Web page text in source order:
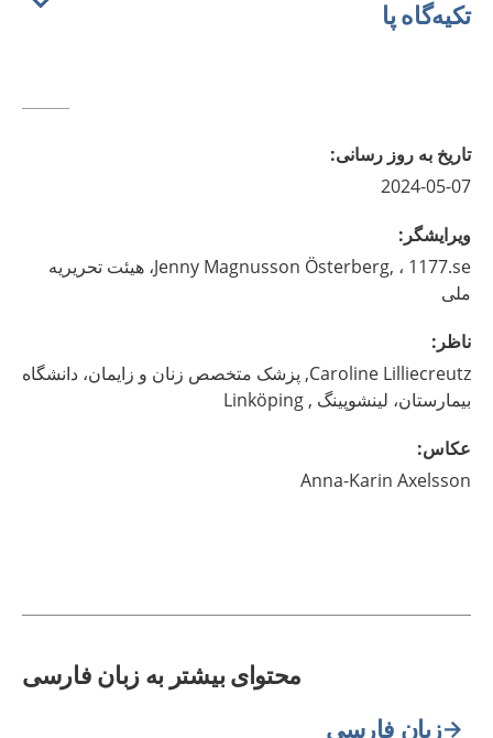
تکیه‌گاه پا
تاريخ به روز رسانى:
2024-05-07
ويرايشگر :
Jenny Magnusson Österberg,
، 1177.se، هیئت تحریریه
ملی
ناظر :
Caroline Lilliecreutz,
پزشک متخصص زنان و زایمان، دانشگاه
بیمارستان، لینشوپینگ , Linköping
عکاس:
Anna-Karin Axelsson
محتوای بیشتر به زبان فارسی
زبان فارسی